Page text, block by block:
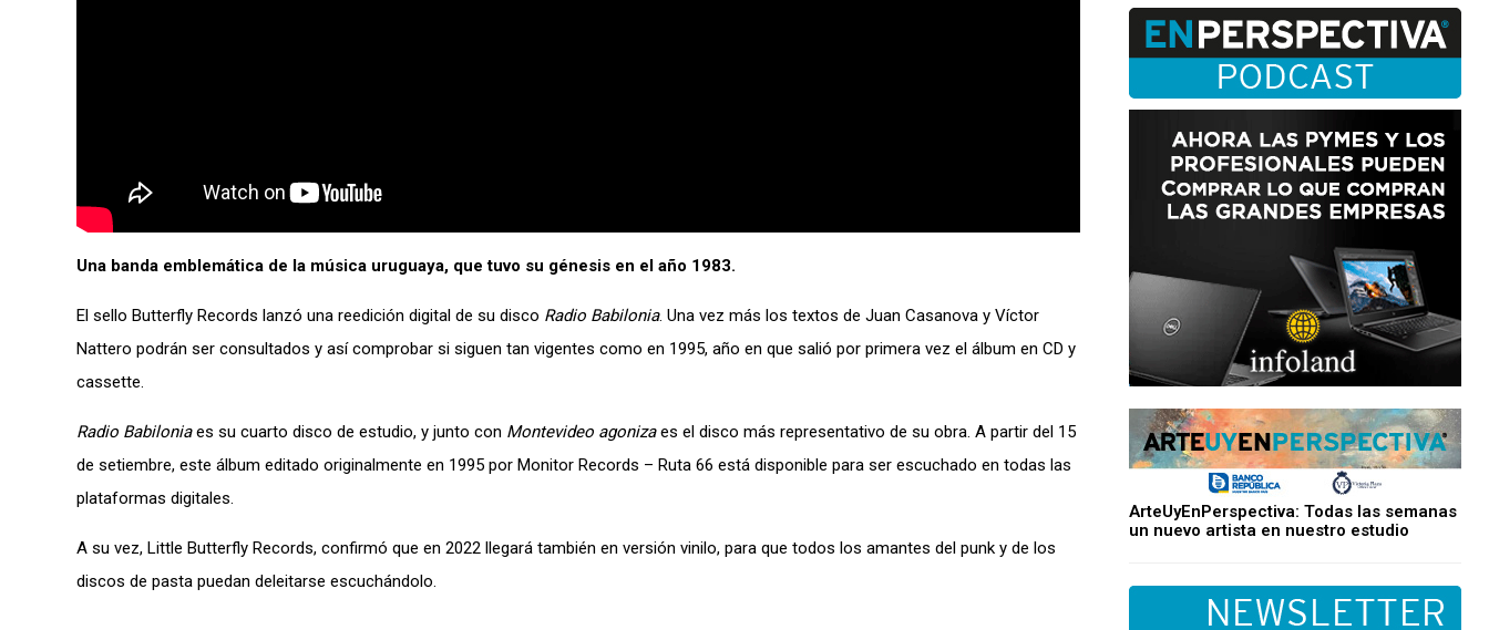
Una banda emblemática de la música uruguaya, que tuvo su génesis en el año 1983.
El sello Butterfly Records lanzó una reedición digital de su disco Radio Babilonia. Una vez más los textos de Juan Casanova y Víctor
Nattero podrán ser consultados y así comprobar si siguen tan vigentes como en 1995, año en que salió por primera vez el álbum en CD y
cassette.
Radio Babiloniaes su cuarto disco de estudio, y junto con Montevideo agonizaes el disco más representativo de su obra. A partir del 15
de setiembre, este álbum editado originalmente en 1995 por Monitor Records – Ruta 66 está disponible para ser escuchado en todas las
plataformas digitales.
A su vez, Little Butterfly Records, confirmó que en 2022 llegará también en versión vinilo, para que todos los amantes del punk y de los
discos de pasta puedan deleitarse escuchándolo.
ArteUyEnPerspectiva: Todas las semanas
un nuevo artista en nuestro estudio